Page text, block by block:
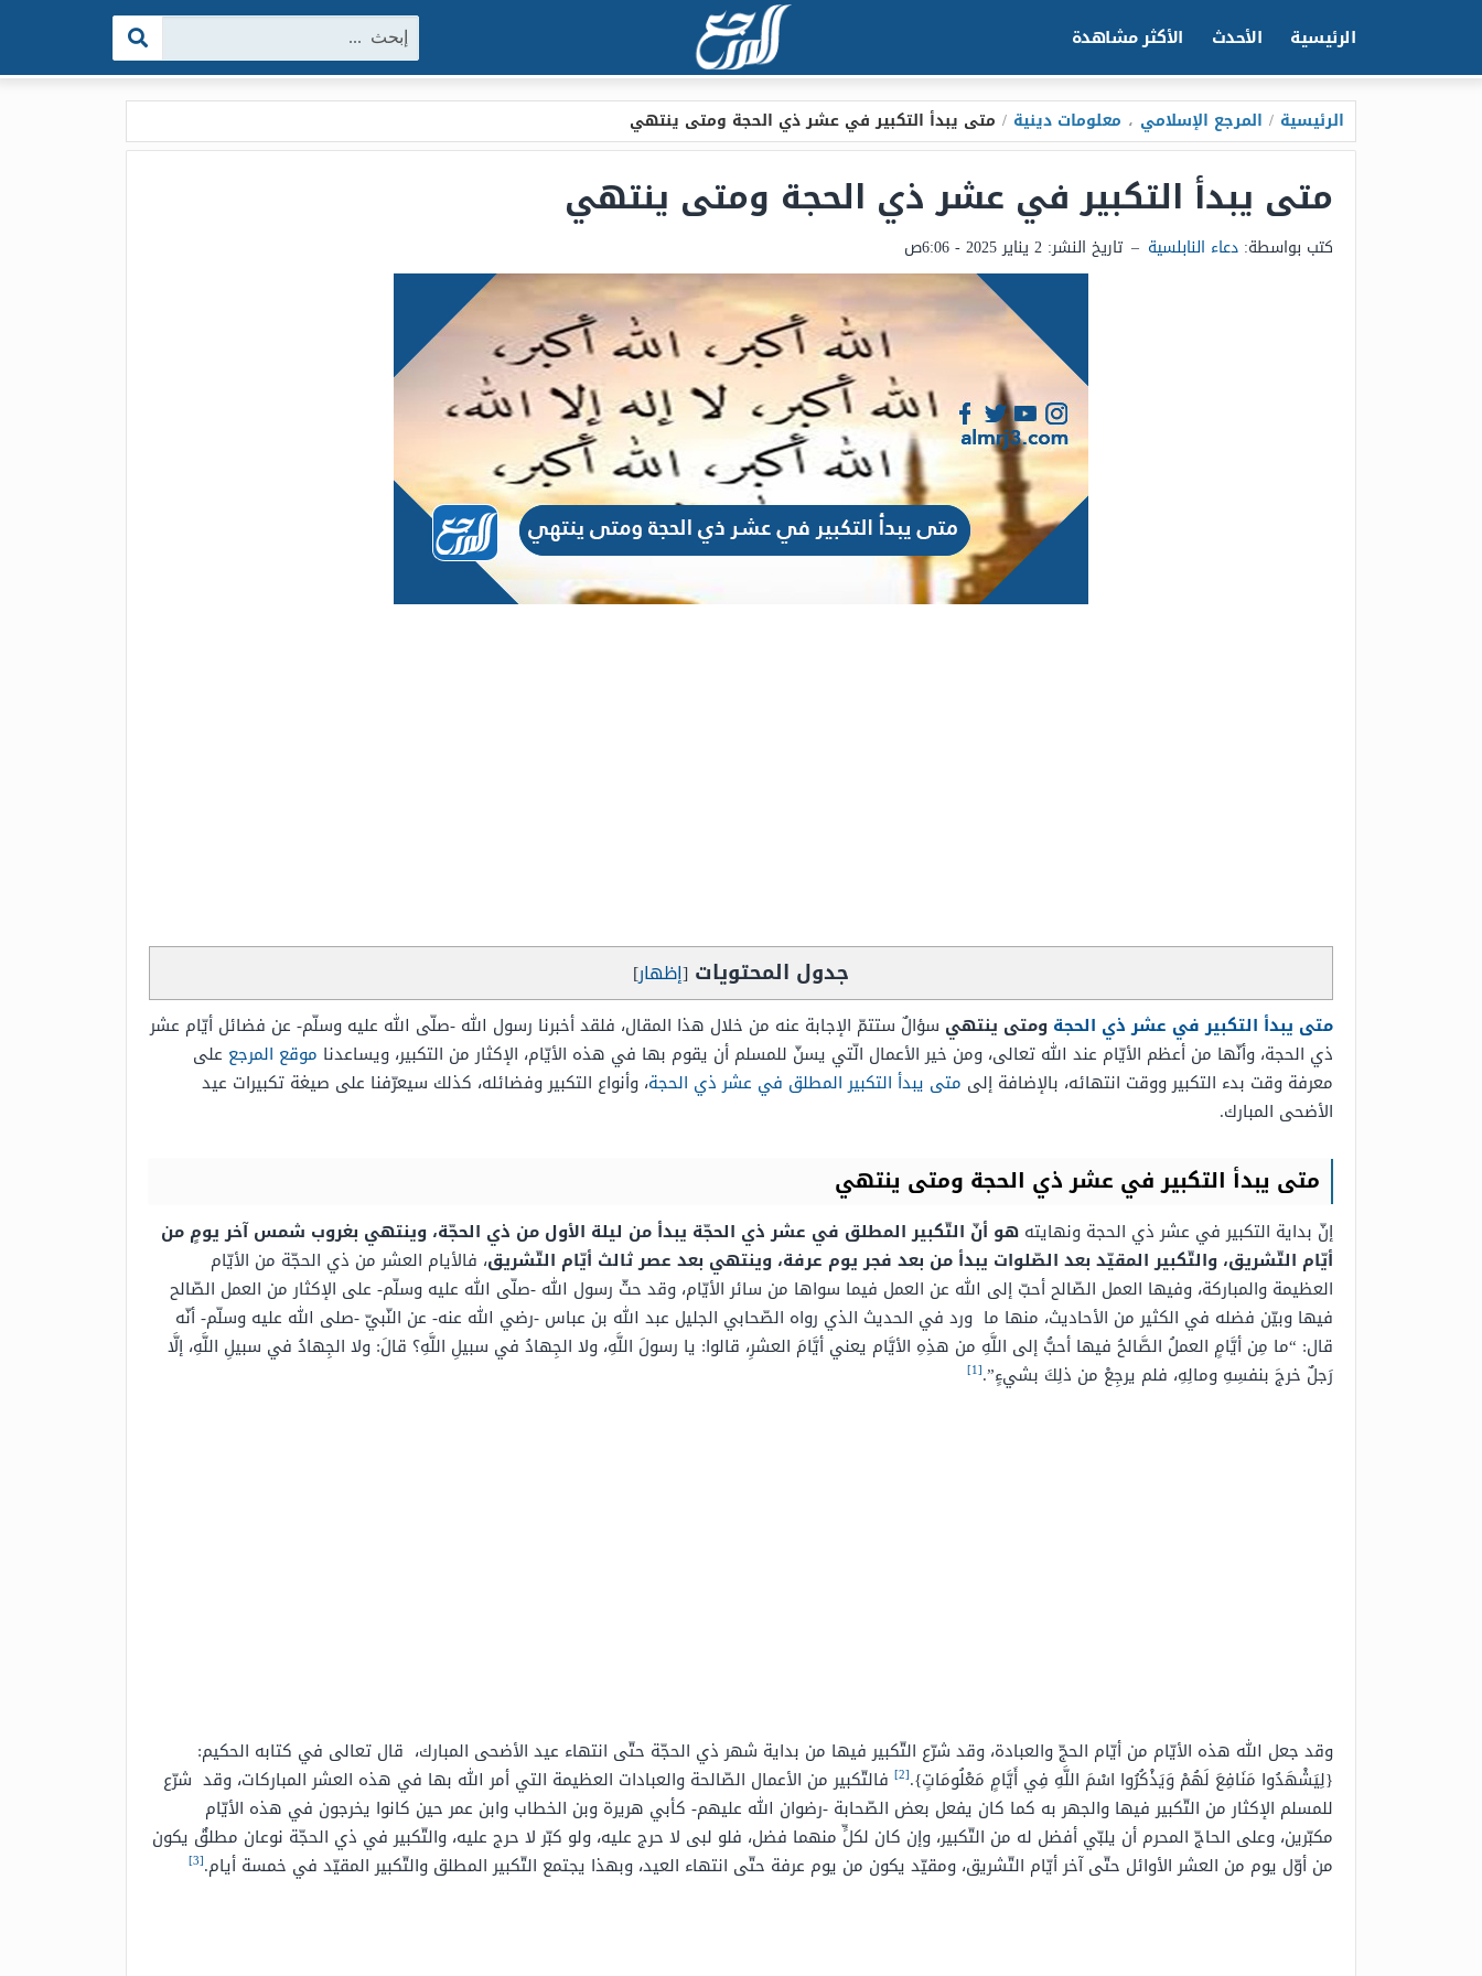
الرئيسية الأحدث الأكثر مشاهدة البحث:
الرئيسية / المرجع الإسلامي ، معلومات دينية / متى يبدأ التكبير في عشر ذي الحجة ومتى ينتهي
متى يبدأ التكبير في عشر ذي الحجة ومتى ينتهي
كتب بواسطة: دعاء النابلسية – تاريخ النشر: 2 يناير 2025 - 6:06ص
جدول المحتويات [إظهار]
متى يبدأ التكبير في عشر ذي الحجة ومتى ينتهي سؤالٌ ستتمّ الإجابة عنه من خلال هذا المقال، فلقد أخبرنا رسول الله -صلّى الله عليه وسلّم- عن فضائل أيّام عشر
ذي الحجة، وأنّها من أعظم الأيّام عند الله تعالى، ومن خير الأعمال الّتي يسنّ للمسلم أن يقوم بها في هذه الأيّام، الإكثار من التكبير، ويساعدنا موقع المرجع على
معرفة وقت بدء التكبير ووقت انتهائه، بالإضافة إلى متى يبدأ التكبير المطلق في عشر ذي الحجة، وأنواع التكبير وفضائله، كذلك سيعرّفنا على صيغة تكبيرات عيد
الأضحى المبارك.
متى يبدأ التكبير في عشر ذي الحجة ومتى ينتهي
إنّ بداية التكبير في عشر ذي الحجة ونهايته هو أنّ التّكبير المطلق في عشر ذي الحجّة يبدأ من ليلة الأول من ذي الحجّة، وينتهي بغروب شمس آخر يومٍ من
أيّام التّشريق، والتّكبير المقيّد بعد الصّلوات يبدأ من بعد فجر يوم عرفة، وينتهي بعد عصر ثالث أيّام التّشريق، فالأيام العشر من ذي الحجّة من الأيّام
العظيمة والمباركة، وفيها العمل الصّالح أحبّ إلى الله عن العمل فيما سواها من سائر الأيّام، وقد حثّ رسول الله -صلّى الله عليه وسلّم- على الإكثار من العمل الصّالح
فيها وبيّن فضله في الكثير من الأحاديث، منها ما ورد في الحديث الذي رواه الصّحابي الجليل عبد الله بن عباس -رضي الله عنه- عن النّبيّ -صلى الله عليه وسلّم- أنّه
قال: “ما مِن أيَّامٍ العملُ الصَّالحُ فيها أحبُّ إلى اللَّهِ من هذِهِ الأيَّام يعني أيَّامَ العشرِ، قالوا: يا رسولَ اللَّهِ، ولا الجِهادُ في سبيلِ اللَّهِ؟ قالَ: ولا الجِهادُ في سبيلِ اللَّهِ، إلَّا
رَجلٌ خرجَ بنفسِهِ ومالِهِ، فلم يرجِعْ من ذلِكَ بشيءٍ”.[1]
وقد جعل الله هذه الأيّام من أيّام الحجّ والعبادة، وقد شرّع التّكبير فيها من بداية شهر ذي الحجّة حتّى انتهاء عيد الأضحى المبارك، قال تعالى في كتابه الحكيم:
{لِيَشْهَدُوا مَنَافِعَ لَهُمْ وَيَذْكُرُوا اسْمَ اللَّهِ فِي أَيَّامٍ مَعْلُومَاتٍ}.[2]
فالتّكبير من الأعمال الصّالحة والعبادات العظيمة التي أمر الله بها في هذه العشر المباركات، وقد شرّع
للمسلم الإكثار من التّكبير فيها والجهر به كما كان يفعل بعض الصّحابة -رضوان الله عليهم- كأبي هريرة وبن الخطاب وابن عمر حين كانوا يخرجون في هذه الأيّام
مكبّرين، وعلى الحاجّ المحرم أن يلبّي أفضل له من التّكبير، وإن كان لكلٍّ منهما فضل، فلو لبى لا حرج عليه، ولو كبّر لا حرج عليه، والتّكبير في ذي الحجّة نوعان مطلقٌ يكون
من أوّل يوم من العشر الأوائل حتّى آخر أيّام التّشريق، ومقيّد يكون من يوم عرفة حتّى انتهاء العيد، وبهذا يجتمع التّكبير المطلق والتّكبير المقيّد في خمسة أيام.[3]